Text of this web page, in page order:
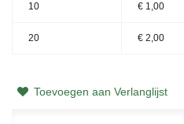
10 € 1,00
20 € 2,00
Toevoegen aan Verlanglijst